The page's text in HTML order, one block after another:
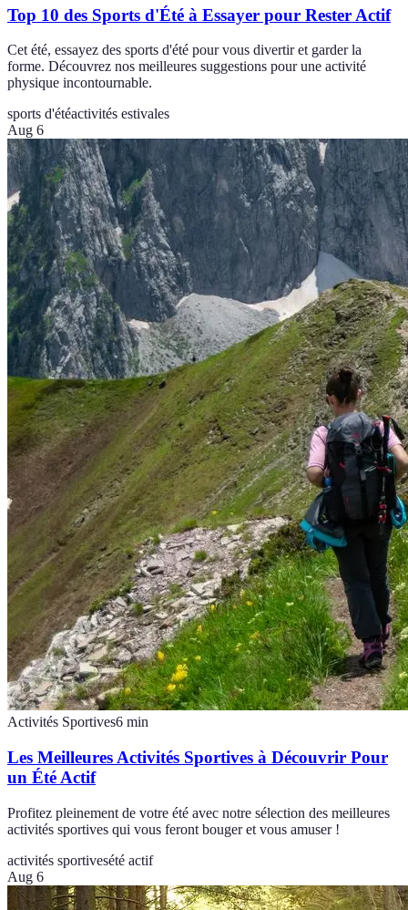
Top 10 des Sports d'Été à Essayer pour Rester Actif
Cet été, essayez des sports d'été pour vous divertir et garder la
forme. Découvrez nos meilleures suggestions pour une activité
physique incontournable.
sports d'étéactivités estivales
Aug 6
Activités Sportives6 min
Les Meilleures Activités Sportives à Découvrir Pour
un Été Actif
Profitez pleinement de votre été avec notre sélection des meilleures
activités sportives qui vous feront bouger et vous amuser !
activités sportivesété actif
Aug 6